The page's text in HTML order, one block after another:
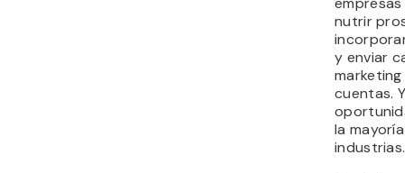
nutrir
y enviar
cuentas.
la
industrias.